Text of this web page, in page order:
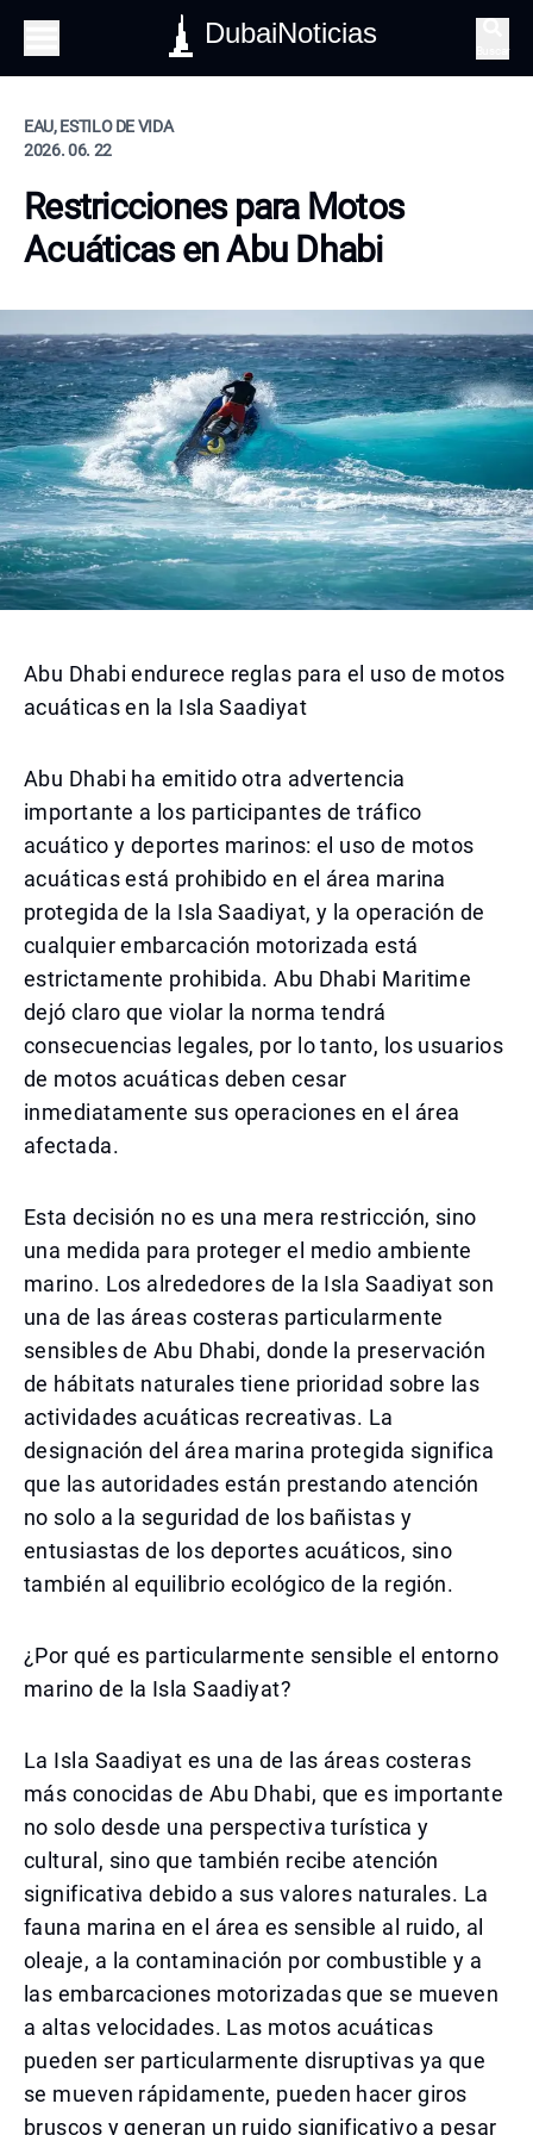
DubaiNoticias
EAU, ESTILO DE VIDA
2026. 06. 22
Restricciones para Motos
Acuáticas en Abu Dhabi
Abu Dhabi endurece reglas para el uso de motos
acuáticas en la Isla Saadiyat
Abu Dhabi ha emitido otra advertencia
importante a los participantes de tráfico
acuático y deportes marinos: el uso de motos
acuáticas está prohibido en el área marina
protegida de la Isla Saadiyat, y la operación de
cualquier embarcación motorizada está
estrictamente prohibida. Abu Dhabi Maritime
dejó claro que violar la norma tendrá
consecuencias legales, por lo tanto, los usuarios
de motos acuáticas deben cesar
inmediatamente sus operaciones en el área
afectada.
Esta decisión no es una mera restricción, sino
una medida para proteger el medio ambiente
marino. Los alrededores de la Isla Saadiyat son
una de las áreas costeras particularmente
sensibles de Abu Dhabi, donde la preservación
de hábitats naturales tiene prioridad sobre las
actividades acuáticas recreativas. La
designación del área marina protegida significa
que las autoridades están prestando atención
no solo a la seguridad de los bañistas y
entusiastas de los deportes acuáticos, sino
también al equilibrio ecológico de la región.
¿Por qué es particularmente sensible el entorno
marino de la Isla Saadiyat?
La Isla Saadiyat es una de las áreas costeras
más conocidas de Abu Dhabi, que es importante
no solo desde una perspectiva turística y
cultural, sino que también recibe atención
significativa debido a sus valores naturales. La
fauna marina en el área es sensible al ruido, al
oleaje, a la contaminación por combustible y a
las embarcaciones motorizadas que se mueven
a altas velocidades. Las motos acuáticas
pueden ser particularmente disruptivas ya que
se mueven rápidamente, pueden hacer giros
bruscos y generan un ruido significativo a pesar